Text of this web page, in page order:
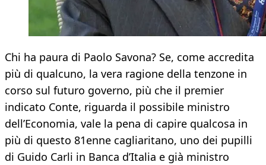
Chi ha paura di Paolo Savona? Se, come accredita
più di qualcuno, la vera ragione della tenzone in
corso sul futuro governo, più che il premier
indicato Conte, riguarda il possibile ministro
dell’Economia, vale la pena di capire qualcosa in
più di questo 81enne cagliaritano, uno dei pupilli
di Guido Carli in Banca d’Italia e già ministro